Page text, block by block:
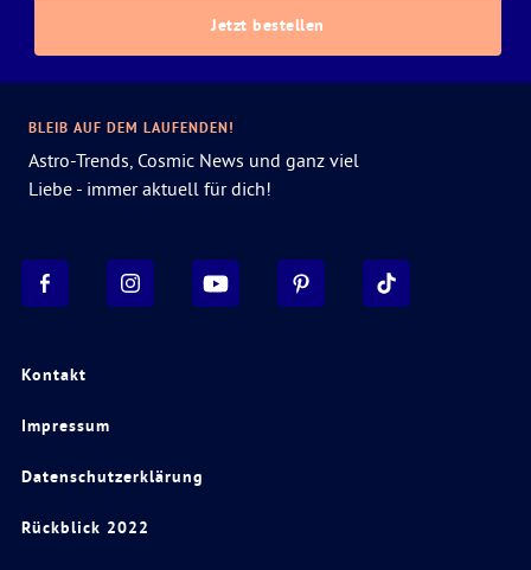
Jetzt bestellen
Kontakt
Impressum
Datenschutzerklärung
Rückblick 2022
BLEIB AUF DEM LAUFENDEN!
Astro-Trends, Cosmic News und ganz viel
Liebe - immer aktuell für dich!